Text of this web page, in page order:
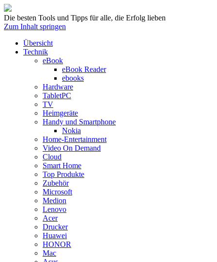
Die besten Tools und Tipps für alle, die Erfolg lieben
Zum Inhalt springen
Übersicht
Technik
eBook
eBook Reader
ebooks
Hardware
TabletPC
TV
Heimgeräte
Handy und Smartphone
Nokia
Home-Entertainment
Video On Demand
Cloud
Smart Home
Top Produkte
Zubehör
Microsoft
Medion
Lenovo
Acer
Drucker
Huawei
HONOR
Mac